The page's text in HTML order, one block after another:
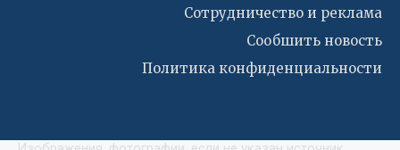
Сотрудничество и реклама
Сообшить новость
Политика конфиденциальности